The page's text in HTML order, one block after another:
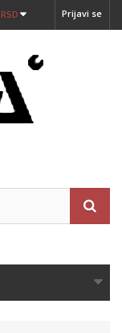
Prijavi se
RSD